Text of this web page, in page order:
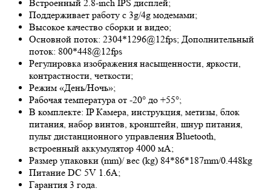
Встроенный 2.8-inch IPS дисплей;
Поддерживает работу с 3g/4g модемами;
Высокое качество сборки и видео;
Основной поток: 2304*1296@12fps; Дополнительный
поток: 800*448@12fps
Регулировка изображения насыщенности, яркости,
контрастности, четкости;
Режим «День/Ночь»;
Рабочая температура от -20° до +55°;
В комплекте: IP Камера, инструкция, метизы, блок
питания, набор винтов, кронштейн, шнур питания,
пульт дистанционного управления Bluetooth,
встроенный аккумулятор 4000 мА;
Размер упаковки (mm)/ вес (kg) 84*86*187mm/0.448kg
Питание DC 5V 1.6A;
Гарантия 3 года.